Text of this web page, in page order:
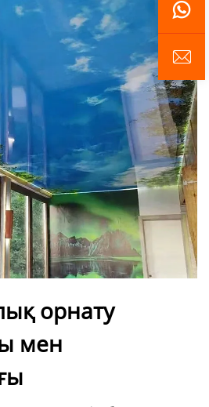
орнату
мен